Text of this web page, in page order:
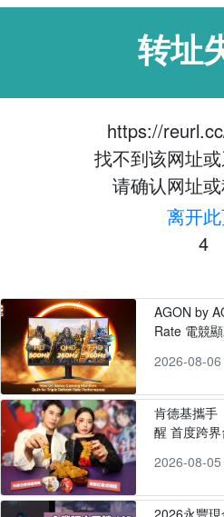
转址
https://
找不到该网址
请确认网址
离开
4
AGON by
Rate 電競
2026-08-06
肯德基攜手
醒 首度跨界
2026-08-05
2026永豐